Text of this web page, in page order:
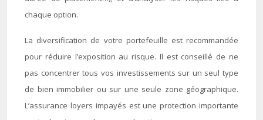
chaque option.
La diversification de votre portefeuille est recommandée
pour réduire l’exposition au risque. Il est conseillé de ne
pas concentrer tous vos investissements sur un seul type
de bien immobilier ou sur une seule zone géographique.
L’assurance loyers impayés est une protection importante